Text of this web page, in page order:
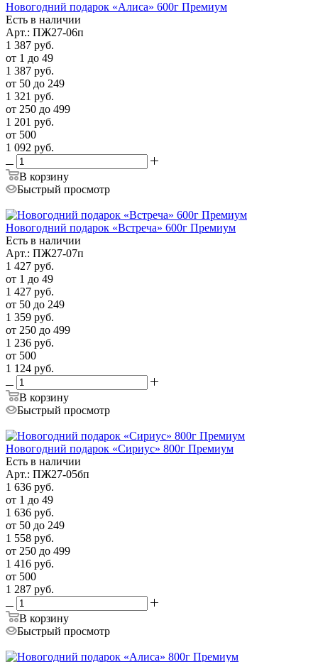
Новогодний подарок «Алиса» 600г Премиум
Есть в наличии
Арт.: ПЖ27-06п
1 387 руб.
от 1 до 49
1 387 руб.
от 50 до 249
1 321 руб.
от 250 до 499
1 201 руб.
от 500
1 092 руб.
В корзину
Быстрый просмотр
Новогодний подарок «Встреча» 600г Премиум
Есть в наличии
Арт.: ПЖ27-07п
1 427 руб.
от 1 до 49
1 427 руб.
от 50 до 249
1 359 руб.
от 250 до 499
1 236 руб.
от 500
1 124 руб.
В корзину
Быстрый просмотр
Новогодний подарок «Сириус» 800г Премиум
Есть в наличии
Арт.: ПЖ27-05бп
1 636 руб.
от 1 до 49
1 636 руб.
от 50 до 249
1 558 руб.
от 250 до 499
1 416 руб.
от 500
1 287 руб.
В корзину
Быстрый просмотр